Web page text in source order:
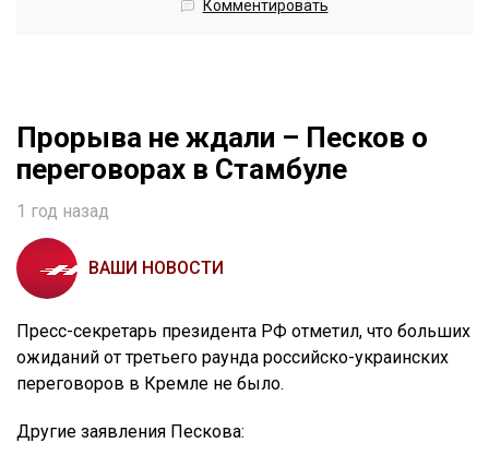
Комментировать
Прорыва не ждали – Песков о
переговорах в Стамбуле
1 год назад
ВАШИ НОВОСТИ
Пресс-секретарь президента РФ отметил, что больших
ожиданий от третьего раунда российско-украинских
переговоров в Кремле не было.
Другие заявления Пескова: